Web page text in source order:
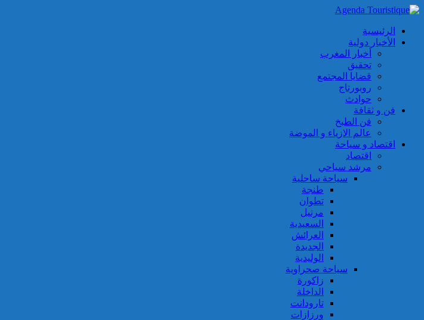
الرئيسية
الأخبار دولية
أخبار المغرب
تحقيق
قضايا المجتمع
روبورتاج
حوادث
فن و ثقافة
فن الطبخ
عالم الازياء و الموضة
اقتصاد و سياحة
اقتصاد
مرشد سياحي
سياحة ساحلية
طنجة
تطوان
مرتيل
السعيدية
العرائش
الجديدة
الوليدية
سياحة صحراوية
زاكورة
الداخلة
تارودانت
ورزازات